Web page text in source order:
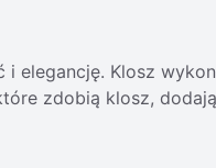
elegancję. Klosz
zdobią klosz,